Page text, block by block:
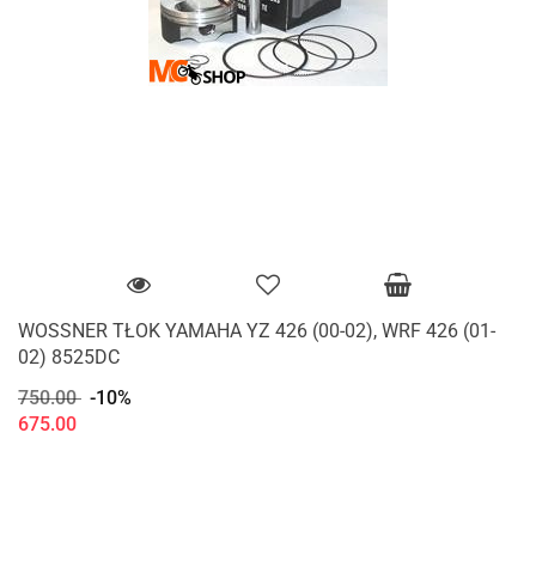
WOSSNER TŁOK YAMAHA YZ 426 (00-02), WRF 426 (01-
02) 8525DC
750.00 -10%
675.00